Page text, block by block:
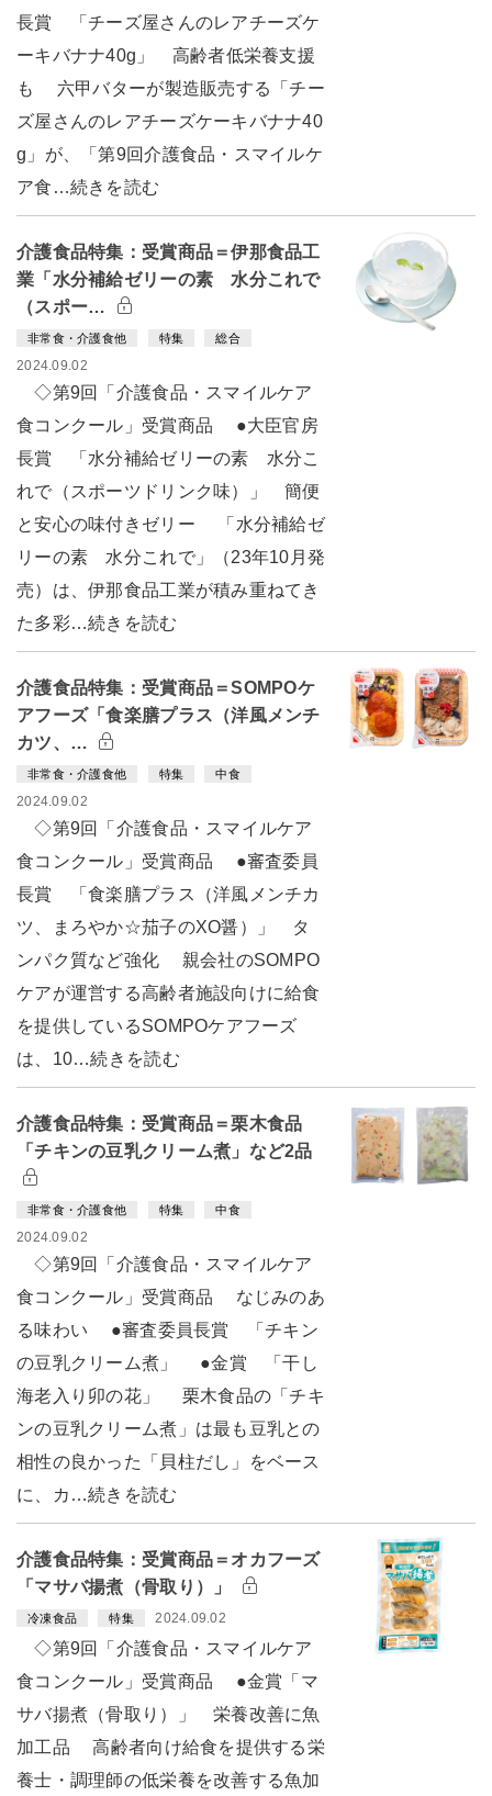
長賞 「チーズ屋さんのレアチーズケ
ーキバナナ40g」 高齢者低栄養支援
も 六甲バターが製造販売する「チー
ズ屋さんのレアチーズケーキバナナ40
g」が、「第9回介護食品・スマイルケ
ア食…続きを読む
介護食品特集：受賞商品＝伊那食品工
業「水分補給ゼリーの素 水分これで
（スポー…
非常食・介護食他 特集 総合
2024.09.02
◇第9回「介護食品・スマイルケア
食コンクール」受賞商品 ●大臣官房
長賞 「水分補給ゼリーの素 水分こ
れで（スポーツドリンク味）」 簡便
と安心の味付きゼリー 「水分補給ゼ
リーの素 水分これで」（23年10月発
売）は、伊那食品工業が積み重ねてき
た多彩…続きを読む
介護食品特集：受賞商品＝SOMPOケ
アフーズ「食楽膳プラス（洋風メンチ
カツ、…
非常食・介護食他 特集 中食
2024.09.02
◇第9回「介護食品・スマイルケア
食コンクール」受賞商品 ●審査委員
長賞 「食楽膳プラス（洋風メンチカ
ツ、まろやか☆茄子のXO醤）」 タ
ンパク質など強化 親会社のSOMPO
ケアが運営する高齢者施設向けに給食
を提供しているSOMPOケアフーズ
は、10…続きを読む
介護食品特集：受賞商品＝栗木食品
「チキンの豆乳クリーム煮」など2品
非常食・介護食他 特集 中食
2024.09.02
◇第9回「介護食品・スマイルケア
食コンクール」受賞商品 なじみのあ
る味わい ●審査委員長賞 「チキン
の豆乳クリーム煮」 ●金賞 「干し
海老入り卯の花」 栗木食品の「チキ
ンの豆乳クリーム煮」は最も豆乳との
相性の良かった「貝柱だし」をベース
に、カ…続きを読む
介護食品特集：受賞商品＝オカフーズ
「マサバ揚煮（骨取り）」
冷凍食品 特集 2024.09.02
◇第9回「介護食品・スマイルケア
食コンクール」受賞商品 ●金賞「マ
サバ揚煮（骨取り）」 栄養改善に魚
加工品 高齢者向け給食を提供する栄
養士・調理師の低栄養を改善する魚加